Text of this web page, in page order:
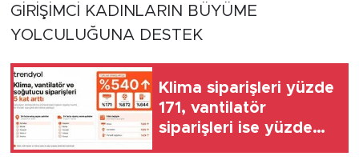
GİRİŞİMCİ KADINLARIN BÜYÜME
YOLCULUĞUNA DESTEK
Klima siparişleri yüzde
171, vantilatör
siparişleri ise yüzde